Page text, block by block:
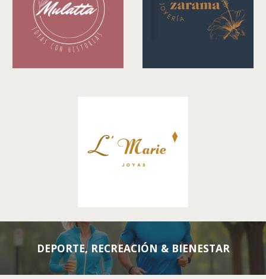
DEPORTE, RECREACIÓN & BIENESTAR